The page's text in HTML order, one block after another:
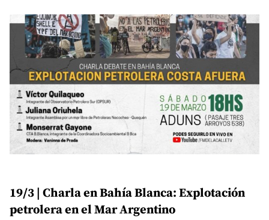
19/3 | Charla en Bahía Blanca: Explotación
petrolera en el Mar Argentino